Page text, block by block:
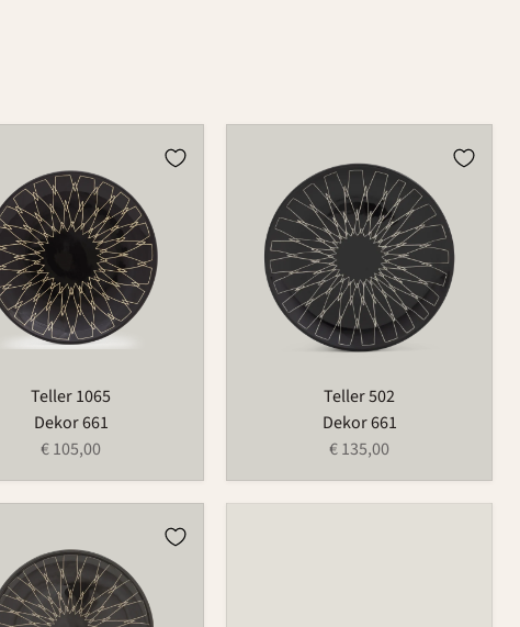
Teller 1065
Dekor 661
€ 105,00
Teller 502
Dekor 661
€ 135,00